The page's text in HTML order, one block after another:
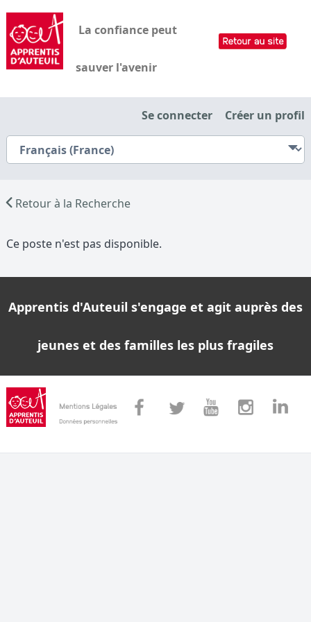
La confiance peut
sauver l'avenir
Se connecter Créer un profil
Retour à la Recherche
Ce poste n'est pas disponible.
Apprentis d'Auteuil s'engage et agit auprès des
jeunes et des familles les plus fragiles